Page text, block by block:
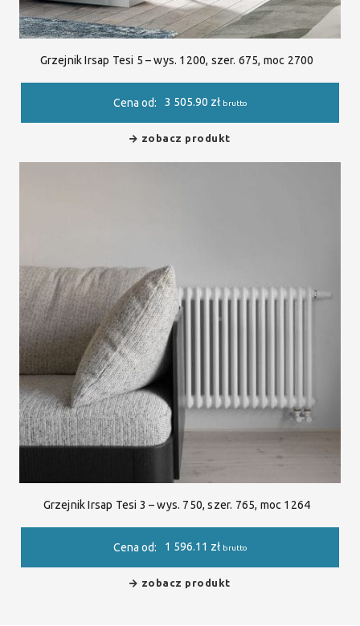
Grzejnik Irsap Tesi 5 – wys. 1200, szer. 675, moc 2700
Cena od: 3 505.90 zł brutto
zobacz produkt
Grzejnik Irsap Tesi 3 – wys. 750, szer. 765, moc 1264
Cena od: 1 596.11 zł brutto
zobacz produkt